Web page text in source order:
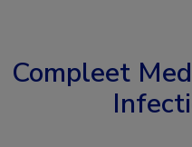
Compleet